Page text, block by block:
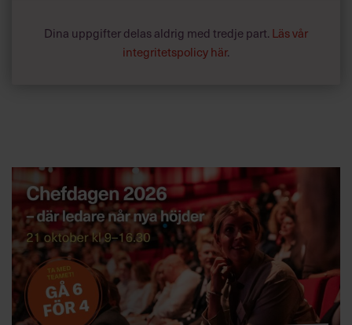
Dina uppgifter delas aldrig med tredje part. Läs vår
integritetspolicy här.